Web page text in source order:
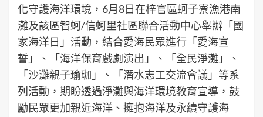
化守護海洋環境，6月8日在梓官區蚵子寮漁港南
灘及該區智蚵/信蚵里社區聯合活動中心舉辦「國
家海洋日」活動，結合愛海民眾進行「愛海宣
誓」、「海洋保育戲劇演出」、「全民淨灘」、
「沙灘親子瑜珈」、「潛水志工交流會議」等系
列活動，期盼透過淨灘與海洋環境教育宣導，鼓
勵民眾更加親近海洋、擁抱海洋及永續守護海